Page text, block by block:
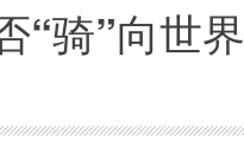
“骑”向世界